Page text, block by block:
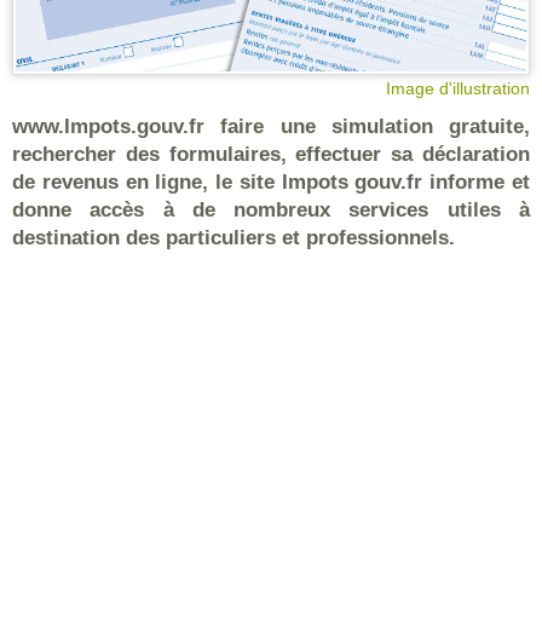
Image d'illustration
www.Impots.gouv.fr faire une simulation gratuite,
rechercher des formulaires, effectuer sa déclaration
de revenus en ligne, le site Impots gouv.fr informe et
donne accès à de nombreux services utiles à
destination des particuliers et professionnels.